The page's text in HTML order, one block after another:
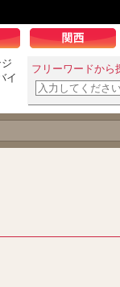
イ
フリーワードから
に近いかも（笑）